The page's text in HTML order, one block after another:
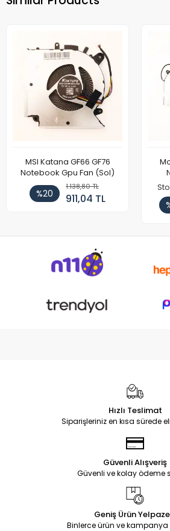
MSI Katana GF66 GF76
Notebook Gpu Fan (Sol)
%20
1.138,80 TL
911,04 TL
Hızlı Teslimat
Siparişleriniz en kısa sürede
Güvenli Alışveriş
Güvenli ve kolay ödeme
Geniş Ürün
Binlerce ürün ve kampanya